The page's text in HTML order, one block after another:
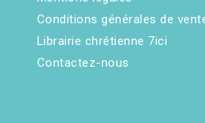
Conditions générales de
Librairie chrétienne 7ici
Contactez-nous